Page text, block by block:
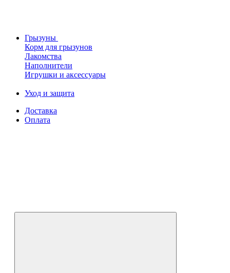
Грызуны
Корм для грызунов
Лакомства
Наполнители
Игрушки и аксессуары
Уход и защита
Доставка
Оплата